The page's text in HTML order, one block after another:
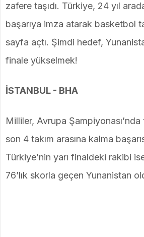
zafere taşıdı. Türkiye, 24 yıl
başarıya imza atarak basketbol
sayfa açtı. Şimdi hedef,
finale yükselmek!
İSTANBUL - BHA
Milliler, Avrupa
son 4 takım arasına kalma
Türkiye’nin yarı finaldeki rakibi
76’lık skorla geçen Yunanistan